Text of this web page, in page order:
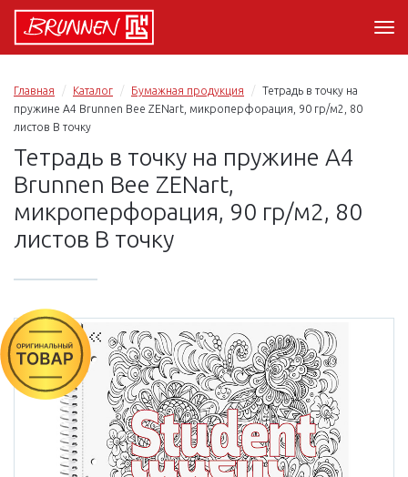
Главная Каталог Бумажная продукция
Тетрадь в точку на
пружине А4 Brunnen Bee ZENart, микроперфорация, 90 гр/м2, 80
листов В точку
Тетрадь в точку на пружине А4
Brunnen Bee ZENart,
микроперфорация, 90 гр/м2, 80
листов В точку